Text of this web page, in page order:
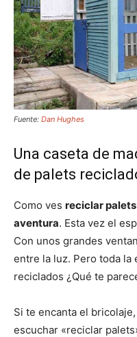
Fuente: Dan Hughes
Una caseta de
de palets
Como ves reciclar
aventura. Esta vez el
Con unos grandes
entre la luz. Pero toda la
reciclados ¿Qué te
Si te encanta el
escuchar «reciclar